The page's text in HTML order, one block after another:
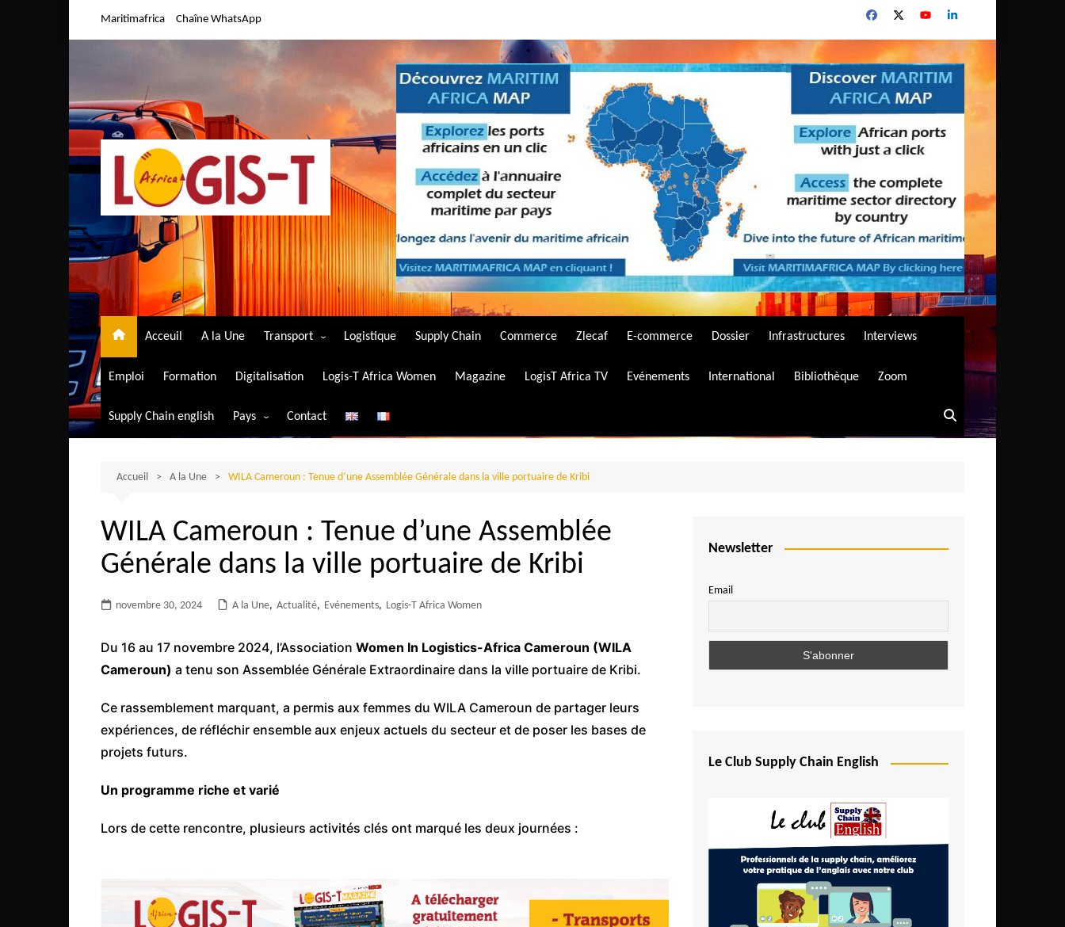
Maritimafrica Chaîne WhatsApp
Acceuil A la Une Transport
Transport aérien
Transport ferroviaire
Transport routier
Logistique Supply Chain Commerce Zlecaf E-commerce Dossier Infrastructures Interviews
Emploi Formation Digitalisation Logis-T Africa Women Magazine LogisT Africa TV Evénements International Bibliothèque Zoom
Supply Chain english Pays
Algérie
Bénin
Burkina-Faso
Bostwana
Centrafrique
Côte d’Ivoire
Ethiopie
Gabon
Guinée
Contact
Accueil A la Une WILA Cameroun : Tenue d’une Assemblée Générale dans la ville portuaire de Kribi
WILA Cameroun : Tenue d’une Assemblée
Générale dans la ville portuaire de Kribi
novembre 30, 2024 A la Une, Actualité, Evénements, Logis-T Africa Women
Du 16 au 17 novembre 2024, l’Association Women In Logistics-Africa Cameroun (WILA
Cameroun) a tenu son Assemblée Générale Extraordinaire dans la ville portuaire de Kribi.
Ce rassemblement marquant, a permis aux femmes du WILA Cameroun de partager leurs
expériences, de réfléchir ensemble aux enjeux actuels du secteur et de poser les bases de
projets futurs.
Un programme riche et varié
Lors de cette rencontre, plusieurs activités clés ont marqué les deux journées :
Newsletter
Email
Le Club Supply Chain English